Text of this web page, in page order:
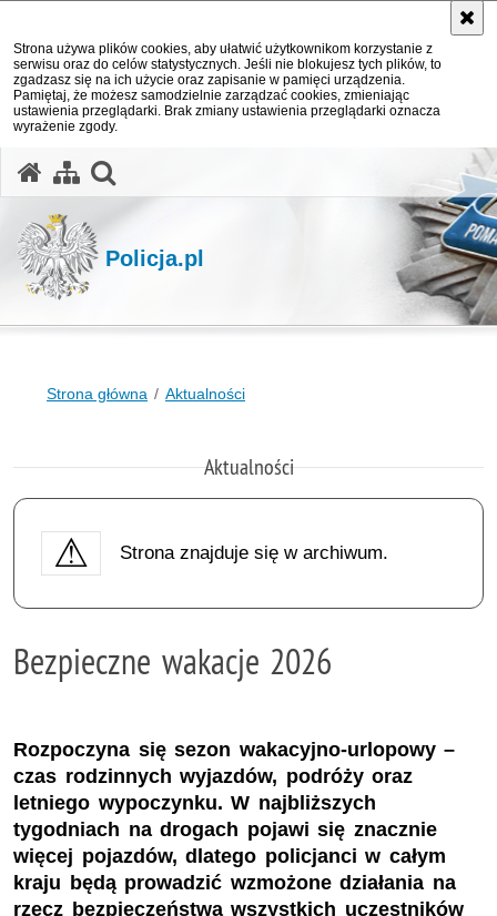
Strona używa plików cookies, aby ułatwić użytkownikom korzystanie z
serwisu oraz do celów statystycznych. Jeśli nie blokujesz tych plików, to
zgadzasz się na ich użycie oraz zapisanie w pamięci urządzenia.
Pamiętaj, że możesz samodzielnie zarządzać cookies, zmieniając
ustawienia przeglądarki. Brak zmiany ustawienia przeglądarki oznacza
wyrażenie zgody.
Policja.pl
Strona główna Aktualności
Aktualności
Strona znajduje się w archiwum.
Bezpieczne wakacje 2026
Rozpoczyna się sezon wakacyjno-urlopowy –
czas rodzinnych wyjazdów, podróży oraz
letniego wypoczynku. W najbliższych
tygodniach na drogach pojawi się znacznie
więcej pojazdów, dlatego policjanci w całym
kraju będą prowadzić wzmożone działania na
rzecz bezpieczeństwa wszystkich uczestników